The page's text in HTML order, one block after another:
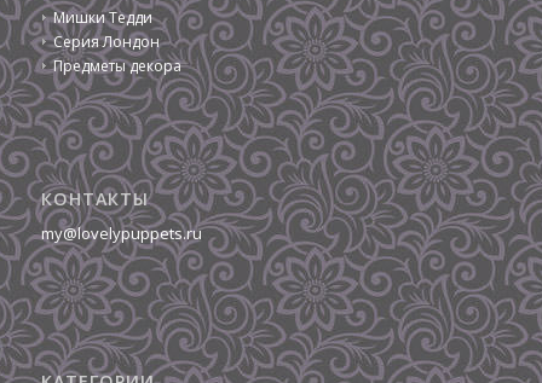
Мишки Тедди
Серия Лондон
Предметы декора
КОНТАКТЫ
my@lovelypuppets.ru